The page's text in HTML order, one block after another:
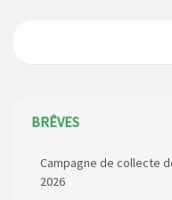
BRÊVES
Campagne de collecte
2026